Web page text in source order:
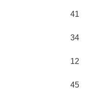
41
34
12
45